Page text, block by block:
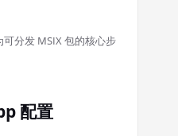
分发 MSIX 包的核心步
配置